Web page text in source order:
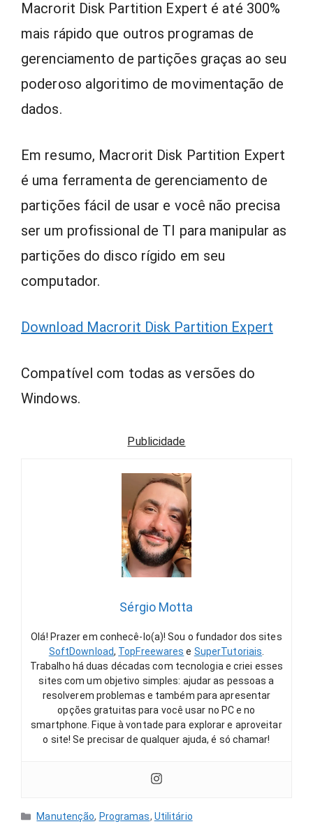
Macrorit Disk Partition Expert é até 300%
mais rápido que outros programas de
gerenciamento de partições graças ao seu
poderoso algoritimo de movimentação de
dados.
Em resumo, Macrorit Disk Partition Expert
é uma ferramenta de gerenciamento de
partições fácil de usar e você não precisa
ser um profissional de TI para manipular as
partições do disco rígido em seu
computador.
Download Macrorit Disk Partition Expert
Compatível com todas as versões do
Windows.
Publicidade
Sérgio Motta
Olá! Prazer em conhecê-lo(a)! Sou o fundador dos sites
SoftDownload, TopFreewares e SuperTutoriais
Trabalho há duas décadas com tecnologia e criei esses
sites com um objetivo simples: ajudar as pessoas a
resolverem problemas e também para apresentar
opções gratuitas para você usar no PC e no
smartphone. Fique à vontade para explorar e aproveitar
o site! Se precisar de qualquer ajuda, é só chamar!
Categorias
Manutenção, Programas, Utilitário